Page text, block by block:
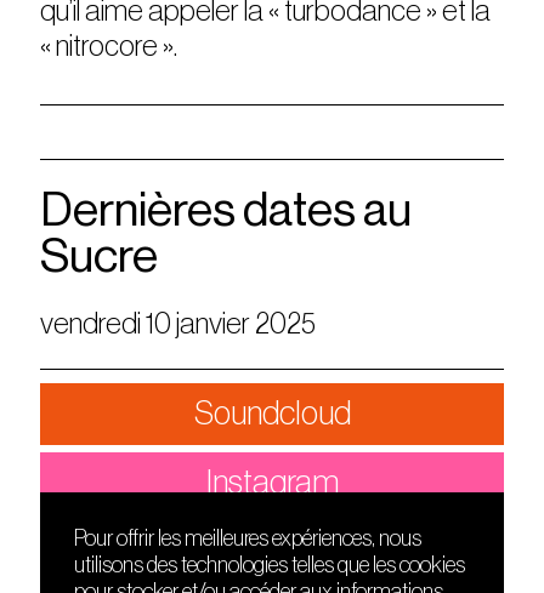
qu’il aime appeler la « turbodance » et la
« nitrocore ».
Dernières dates au
Sucre
vendredi 10 janvier 2025
Soundcloud
Instagram
DÉCOUVRIR
FRIENDS
Pour offrir les meilleures expériences, nous
utilisons des technologies telles que les cookies